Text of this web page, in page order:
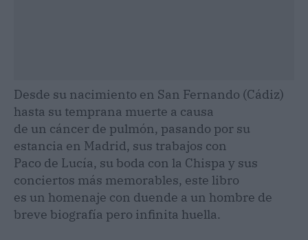
Desde su nacimiento en San Fernando (Cádiz)
hasta su temprana muerte a causa
de un cáncer de pulmón, pasando por su
estancia en Madrid, sus trabajos con
Paco de Lucía, su boda con la Chispa y sus
conciertos más memorables, este libro
es un homenaje con duende a un hombre de
breve biografía pero infinita huella.